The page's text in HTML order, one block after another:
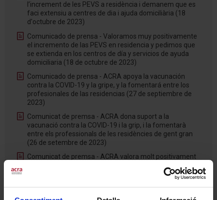
l’increment de les PEVS a residència i demanem que es
faci extensiu a centres de dia i ajuda domiciliària (18
d'octubre de 2023)
Comunicado de prensa - Valoramos muy positivamente
el incremento de las PEVS en residencia y pedimos que
se extienda en los centros de día y servicios de ayuda
domiciliaria (18 de octubre de 2023)
Comunicado de prensa - ACRA apoya la vacunación
contra la COVID-19 y la gripe, y la fomentará entre los
profesionales de las residencias (27 de septiembre de
2023)
Comunicat de premsa - ACRA dona suport a la
vacunació contra la COVID-19 i la grip, i la fomentarà
entre els professionals de les residències de gent gran
(26 de setembre de 2023)
Comunicat de premsa - ACRA valora molt positivament
Comunicado de prensa - ACRA valora muy
positivamente la retirada de las mascarillas en las